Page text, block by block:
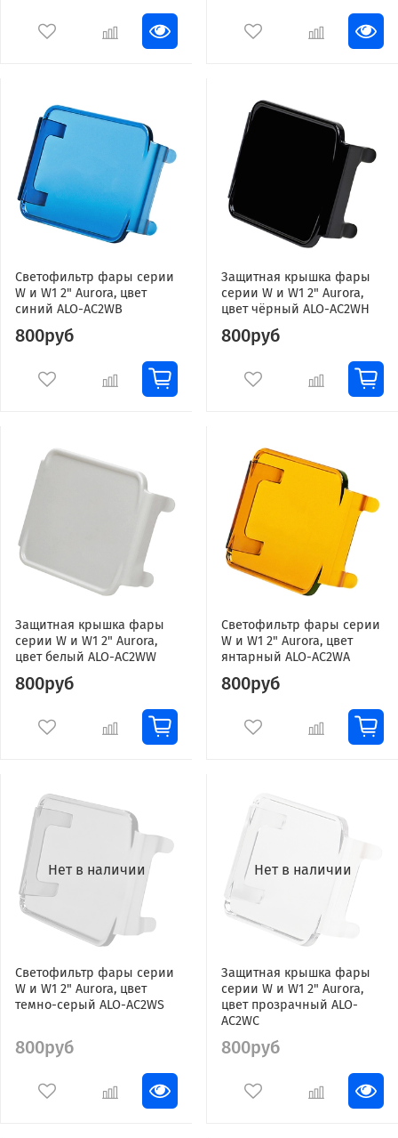
Светофильтр фары серии
W и W1 2" Aurora, цвет
синий ALO-AC2WB
800руб
Защитная крышка фары
серии W и W1 2" Aurora,
цвет чёрный ALO-AC2WH
800руб
Защитная крышка фары
серии W и W1 2" Aurora,
цвет белый ALO-AC2WW
800руб
Светофильтр фары серии
W и W1 2" Aurora, цвет
янтарный ALO-AC2WA
800руб
Нет в наличии
Светофильтр фары серии
W и W1 2" Aurora, цвет
темно-серый ALO-AC2WS
800руб
Нет в наличии
Защитная крышка фары
серии W и W1 2" Aurora,
цвет прозрачный ALO-
AC2WC
800руб